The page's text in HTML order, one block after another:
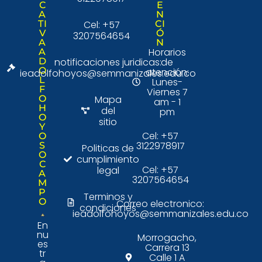
C
A
TI
V
A
A
D
O
L
F
O
H
O
Y
O
S
O
C
A
M
P
O
En
nu
es
tr
Cel: +57
3207564654
notificaciones juridicas:
ieadolfohoyos@semmanizales.edu.co
Mapa
del
sitio
Politicas de
cumplimiento
legal
Terminos y
condiciones
E
N
CI
Ó
N
Horarios
de
atención:
Lunes-
Viernes 7
am - 1
pm
Cel: +57
3122978917
Cel: +57
3207564654
Correo electronico:
ieadolfohoyos@semmanizales.edu.co
Morrogacho,
Carrera 13
Calle 1 A